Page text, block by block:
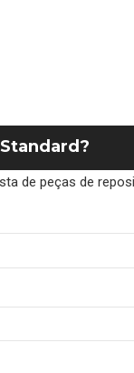
de peças de